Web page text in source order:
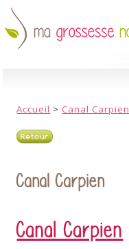
Accueil > Canal Carpien
Retour
Canal Carpien
Canal Carpien